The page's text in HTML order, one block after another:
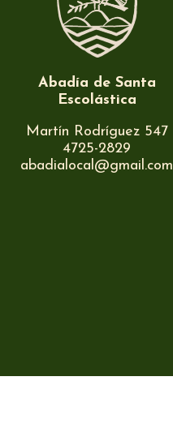
Abadía de Santa
Escolástica
Martín Rodríguez 547
4725-2829
abadialocal@gmail.com